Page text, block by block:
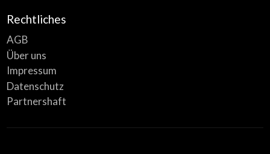
Rechtliches
AGB
Über uns
Impressum
Datenschutz
Partnershaft